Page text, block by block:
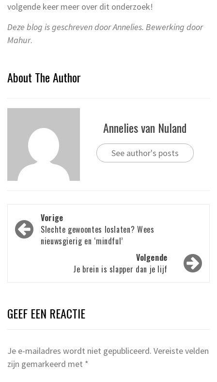
volgende keer meer over dit onderzoek!
Deze blog is geschreven door Annelies. Bewerking door
Mahur.
About The Author
Annelies van Nuland
See author's posts
Bericht
navigatie
Vorige
Slechte gewoontes loslaten? Wees
nieuwsgierig en ‘mindful’
Volgende
Je brein is slapper dan je lijf
GEEF EEN REACTIE
Je e-mailadres wordt niet gepubliceerd. Vereiste velden
zijn gemarkeerd met *